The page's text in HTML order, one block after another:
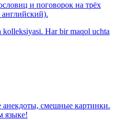
и поговорок на трёх
английский).
Har bir maqol uchta
анекдоты, смешные картинки.
языке!